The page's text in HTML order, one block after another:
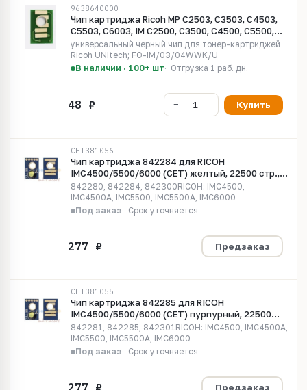
9638640000
Чип картриджа Ricoh MP C2503, C3503, C4503,
C5503, C6003, IM C2500, C3500, C4500, C5500,
C6000 Universal черный UNItech(Apex)
универсальный черный чип для тонер-картриджей
Ricoh UNItech; FO-IM/03/04WWK/U
В наличии · 100+ шт
Отгрузка 1 раб. дн.
Купить
CET381056
Чип картриджа 842284 для RICOH
IMC4500/5500/6000 (CET) желтый, 22500 стр.,
CET381056
842280, 842284, 842300RICOH: IMC4500,
IMC4500A, IMC5500, IMC5500A, IMC6000
Под заказ
Срок уточняется
Предзаказ
CET381055
Чип картриджа 842285 для RICOH
IMC4500/5500/6000 (CET) пурпурный, 22500
стр., CET381055
842281, 842285, 842301RICOH: IMC4500, IMC4500A,
IMC5500, IMC5500A, IMC6000
Под заказ
Срок уточняется
Предзаказ